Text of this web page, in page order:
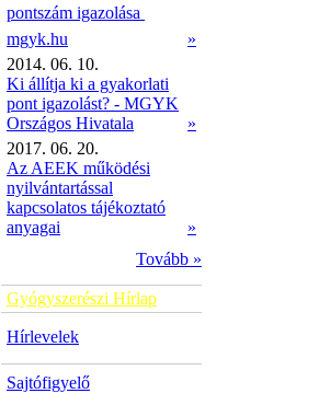
pontszám igazolása 
mgyk.hu
»
2014. 06. 10.
Ki állítja ki a gyakorlati
pont igazolást? - MGYK
Országos Hivatala
»
2017. 06. 20.
Az AEEK működési
nyilvántartással
kapcsolatos tájékoztató
anyagai
»
Tovább »
Gyógyszerészi Hírlap
Hírlevelek
Sajtófigyelő